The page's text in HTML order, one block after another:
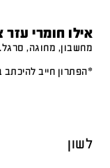
אילו חומרי עזר
מחשבון, מחוגה, סרגל.
*הפתרון חייב להיכתב
לשון